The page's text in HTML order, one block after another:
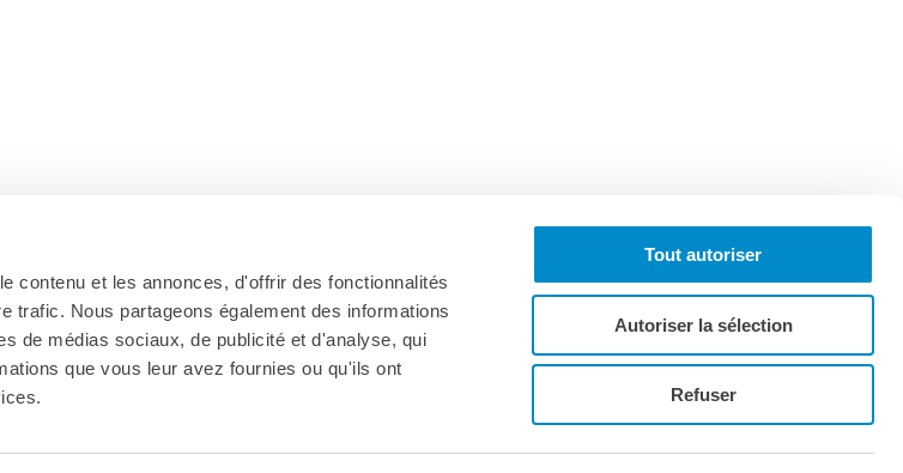
contenu et les annonces, d'offrir des fonctionnalités
trafic. Nous partageons également des informations
de médias sociaux, de publicité et d'analyse, qui
que vous leur avez fournies ou qu'ils ont
Tout autoriser
Autoriser la sélection
Refuser
Iscriviti alla newsletter